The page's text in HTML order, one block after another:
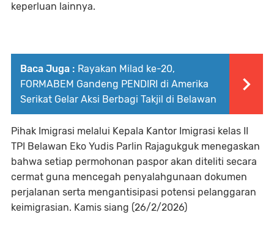
keperluan lainnya.
Baca Juga : Rayakan Milad ke-20,
FORMABEM Gandeng PENDIRI di Amerika
Serikat Gelar Aksi Berbagi Takjil di Belawan
Pihak Imigrasi melalui Kepala Kantor Imigrasi kelas II
TPI Belawan Eko Yudis Parlin Rajagukguk menegaskan
bahwa setiap permohonan paspor akan diteliti secara
cermat guna mencegah penyalahgunaan dokumen
perjalanan serta mengantisipasi potensi pelanggaran
keimigrasian. Kamis siang (26/2/2026)